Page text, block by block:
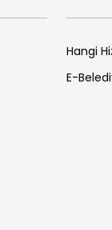
Hangi
E-